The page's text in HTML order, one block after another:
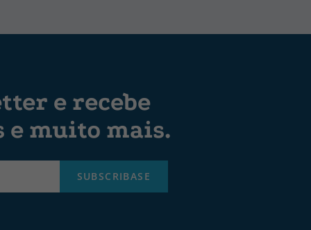
e recebe
e muito mais.
SUBSCRIBASE